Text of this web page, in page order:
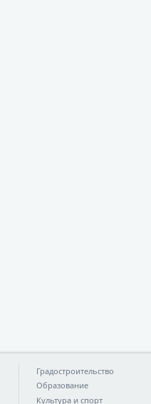
Градостроительство
Образование
Культура и спорт